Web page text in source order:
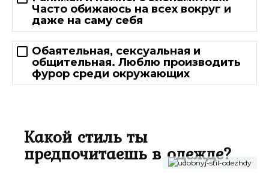
Часто обижаюсь на всех вокруг и
даже на саму себя
Обаятельная, сексуальная и
общительная. Люблю производить
фурор среди окружающих
Какой стиль ты
предпочитаешь в одежде?